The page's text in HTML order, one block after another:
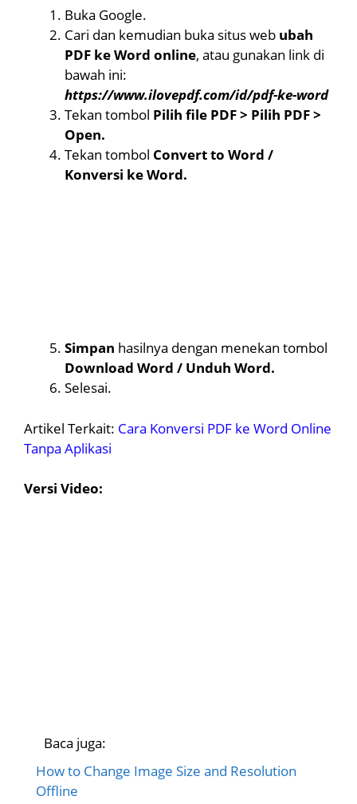
Buka Google.
Cari dan kemudian buka situs web ubah
PDF ke Word online, atau gunakan link di
bawah ini:
https://www.ilovepdf.com/id/pdf-ke-word
Tekan tombol Pilih file PDF > Pilih PDF >
Open.
Tekan tombol Convert to Word /
Konversi ke Word.
Simpan hasilnya dengan menekan tombol
Download Word / Unduh Word.
Selesai.
Artikel Terkait: Cara Konversi PDF ke Word Online
Tanpa Aplikasi
Versi Video:
Baca juga:
How to Change Image Size and Resolution
Offline